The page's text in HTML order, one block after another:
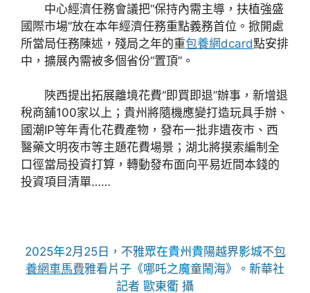
中心經濟任務會議把“保持內需主導，扶植強盛
國際市場”放在本年經濟任務重點義務首位。掀開處
所當局任務陳述，殘局之年的重包養網dcard點安排
中，擴展內需被多個省份“置頂”。
陜西提出拓展離境花費“即買即退”辦事，新增退
稅商舖100家以上；貴州將隨機應變打造玩具手辦、
國潮IP等年青化花費產物，發布一批非遺夜市、西
醫藥文明夜市等主題花費場景；湖北將摸索編制全
口徑當局投資打算，轉動發布面向平易近間本錢的
投資項目清單……
2025年2月25日，不雅眾在貴州貴陽越界影城不包
養網車馬費雅看片子《哪吒之魔童鬧海》。新華社
記者 歐東衢 攝